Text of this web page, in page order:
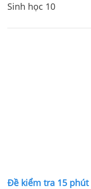
Sinh học 10
Đề kiểm tra 15 phút